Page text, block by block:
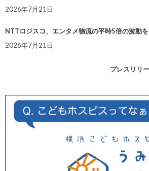
2026年7月21日
NTTロジスコ、エンタメ物流の平時5倍の波動
2026年7月21日
プレスリリ